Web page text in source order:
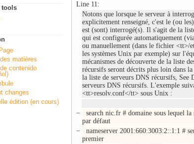
Line 11:
Notons que lorsque le serveur à
explicitement renseigné, c'est le (ou
est (sont) interrogé(s). Il s'agit de la
qui est configurée automatiquement
ou manuellement (dans le fichier <tt>/
les systèmes Unix par exemple) sur
mécanismes de découverte de la liste
récursifs seront décrits plus loin dans
la liste de serveurs DNS récursifs, See
serveurs DNS récursifs. L'exemple
<tt>resolv.conf</tt> sous Unix :
−
search nic.fr # domaine sous lequel la
par défaut
−
nameserver 2001:660:3003:2::1:1 #
premier
tools
matières
contenido
changes
édition (en cours)